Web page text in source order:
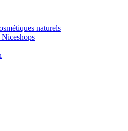
naturels